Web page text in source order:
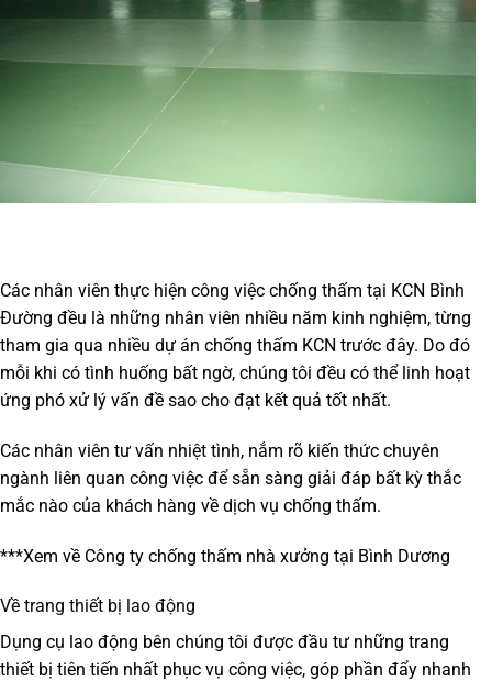
Các nhân viên thực hiện công việc chống thấm tại KCN Bình
Đường đều là những nhân viên nhiều năm kinh nghiệm, từng
tham gia qua nhiều dự án chống thấm KCN trước đây. Do đó
mỗi khi có tình huống bất ngờ, chúng tôi đều có thể linh hoạt
ứng phó xử lý vấn đề sao cho đạt kết quả tốt nhất.
Các nhân viên tư vấn nhiệt tình, nắm rõ kiến thức chuyên
ngành liên quan công việc để sẵn sàng giải đáp bất kỳ thắc
mắc nào của khách hàng về dịch vụ chống thấm.
***Xem về Công ty chống thấm nhà xưởng tại Bình Dương
Về trang thiết bị lao động
Dụng cụ lao động bên chúng tôi được đầu tư những trang
thiết bị tiên tiến nhất phục vụ công việc, góp phần đẩy nhanh